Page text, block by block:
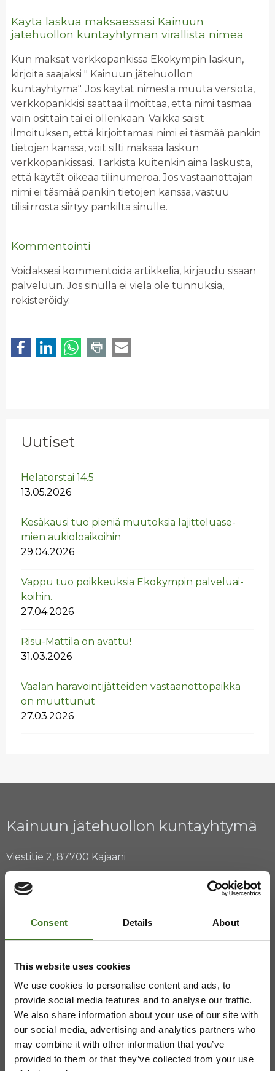
Consent Details About
This website uses cookies
We use cookies to personalise content and ads, to
provide social media features and to analyse our traffic.
We also share information about your use of our site with
our social media, advertising and analytics partners who
may combine it with other information that you’ve
provided to them or that they’ve collected from your use
Uutiset
He­la­tors­tai 14.5
13.05.2026
Ke­sä­kausi tuo pie­niä muu­tok­sia la­jit­te­lua­se­
mien au­kio­loai­koi­hin
29.04.2026
Vappu tuo poik­keuk­sia Eko­kym­pin pal­ve­luai­
koi­hin.
27.04.2026
Risu-Mat­ti­la on avat­tu!
31.03.2026
Vaa­lan ha­ra­voin­ti­jät­tei­den vas­taan­ot­to­paik­ka
on muut­tu­nut
27.03.2026
Käytä laskua maksaessasi Kainuun
jätehuollon kuntayhtymän virallista nimeä
Kun maksat verkkopankissa Ekokympin laskun,
kirjoita saajaksi " Kainuun jätehuollon
kuntayhtymä". Jos käytät nimestä muuta versiota,
verkkopankkisi saattaa ilmoittaa, että nimi täsmää
vain osittain tai ei ollenkaan. Vaikka saisit
ilmoituksen, että kirjoittamasi nimi ei täsmää pankin
tietojen kanssa, voit silti maksaa laskun
verkkopankissasi. Tarkista kuitenkin aina laskusta,
että käytät oikeaa tilinumeroa. Jos vastaanottajan
nimi ei täsmää pankin tietojen kanssa, vastuu
tilisiirrosta siirtyy pankilta sinulle.
Kommentointi
Voidaksesi kommentoida artikkelia, kirjaudu sisään
palveluun. Jos sinulla ei vielä ole tunnuksia,
rekisteröidy.
Kainuun jätehuollon kuntayhtymä
Viestitie 2, 87700 Kajaani
08 636 611
Avoinna arkisin 9 - 15
ASIAKASPALVELU
08 636 616, laskutus@ekokymppi.fi
Avoinna arkisin 9 - 17
Majasaaren jätekeskus
Mustantie 500, 87900 Kajaani